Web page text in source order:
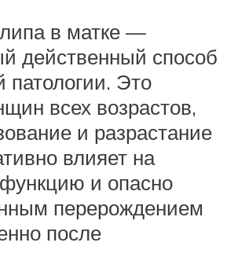
в матке —
действенный способ
патологии. Это
всех возрастов,
и разрастание
влияет на
и опасно
перерождением
после